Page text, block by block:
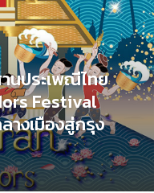
นประเพณีไทย
Festival
างเมืองสู่กรุง